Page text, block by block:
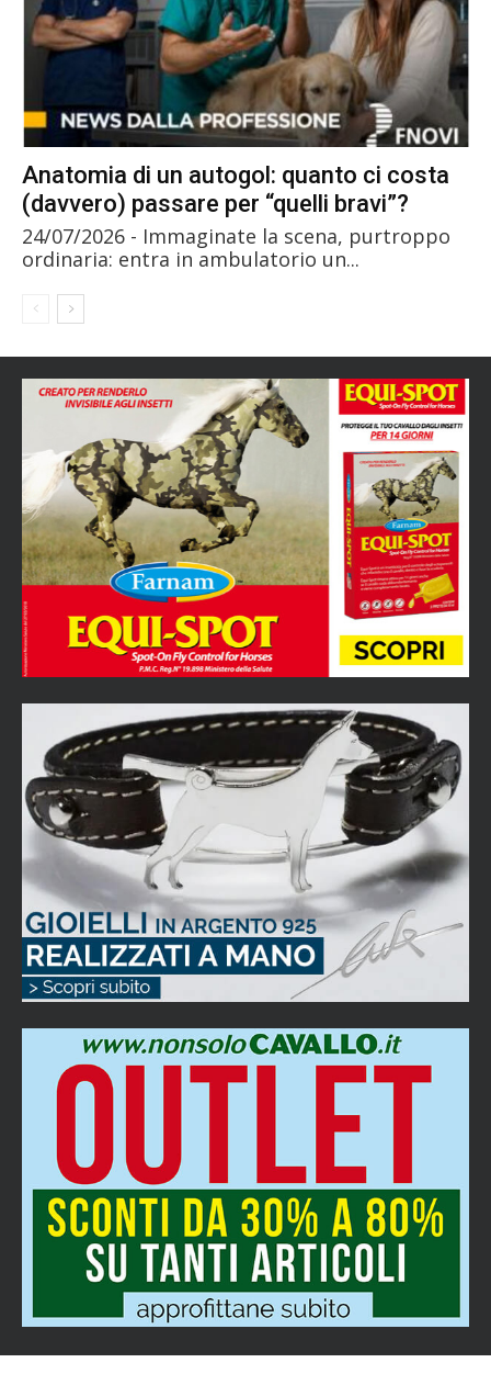
Anatomia di un autogol: quanto ci costa
(davvero) passare per “quelli bravi”?
24/07/2026 - Immaginate la scena, purtroppo
ordinaria: entra in ambulatorio un...